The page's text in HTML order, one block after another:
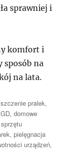
sprawniej i
komfort i
sposób na
na lata.
pralek,
,domowe
,pielęgnacja
urządzeń,